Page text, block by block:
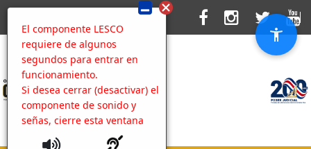
El componente LESCO
requiere de algunos
segundos para entrar en
funcionamiento.
Si desea cerrar (desactivar) el
componente de sonido y
señas, cierre esta ventana